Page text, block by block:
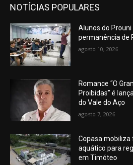
NOTÍCIAS POPULARES
Alunos do
permanência de
agosto 10, 2026
Romance “O
Proibidas” é
do Vale do Aço
agosto 7, 2026
Copasa
aquático para
em Timóteo